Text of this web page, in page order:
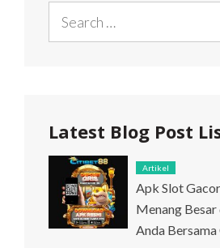
for:
Latest Blog Post
Artikel
Apk Slot
Menang
Anda